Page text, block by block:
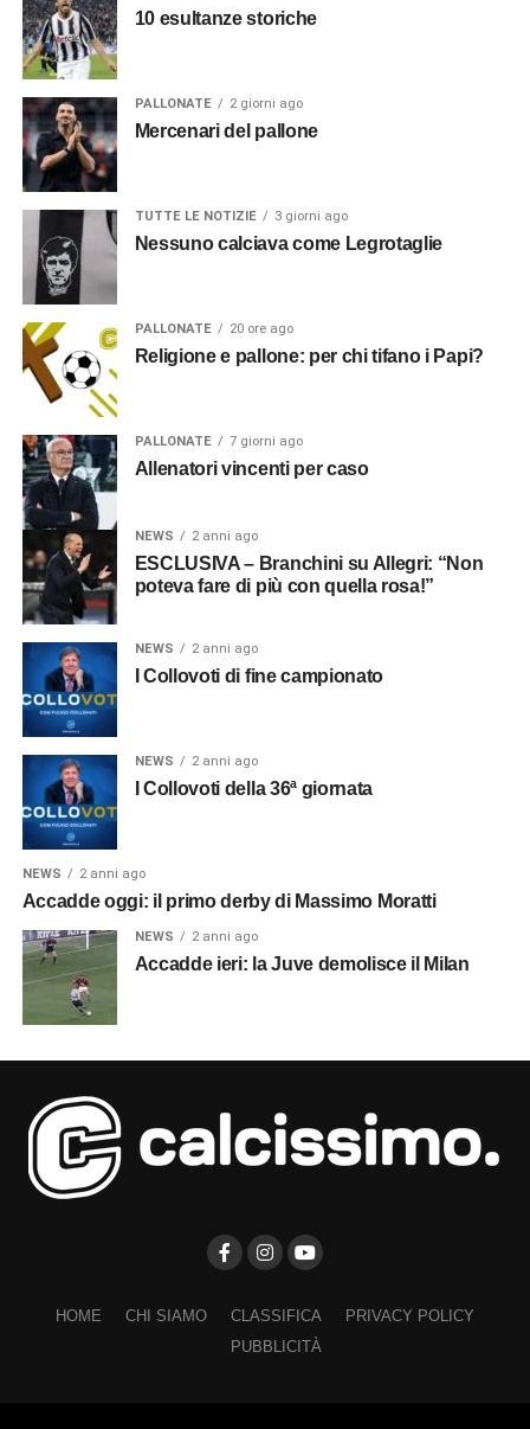
10 esultanze storiche
PALLONATE 2 giorni ago
Mercenari del pallone
TUTTE LE NOTIZIE 3 giorni ago
Nessuno calciava come Legrotaglie
PALLONATE 20 ore ago
Religione e pallone: per chi tifano i Papi?
PALLONATE 7 giorni ago
Allenatori vincenti per caso
NEWS 2 anni ago
ESCLUSIVA – Branchini su Allegri: “Non
poteva fare di più con quella rosa!”
NEWS 2 anni ago
I Collovoti di fine campionato
NEWS 2 anni ago
I Collovoti della 36ª giornata
NEWS 2 anni ago
Accadde oggi: il primo derby di Massimo Moratti
NEWS 2 anni ago
Accadde ieri: la Juve demolisce il Milan
HOME CHI SIAMO CLASSIFICA
PRIVACY POLICY
PUBBLICITÀ